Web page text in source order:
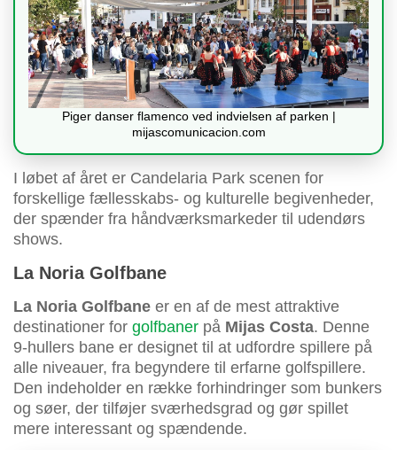
Piger danser flamenco ved indvielsen af parken |
mijascomunicacion.com
I løbet af året er Candelaria Park scenen for
forskellige fællesskabs- og kulturelle begivenheder,
der spænder fra håndværksmarkeder til udendørs
shows.
La Noria Golfbane
La Noria Golfbane er en af de mest attraktive
destinationer for golfbaner på Mijas Costa. Denne
9-hullers bane er designet til at udfordre spillere på
alle niveauer, fra begyndere til erfarne golfspillere.
Den indeholder en række forhindringer som bunkers
og søer, der tilføjer sværhedsgrad og gør spillet
mere interessant og spændende.